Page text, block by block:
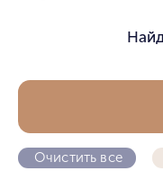
Очистить все